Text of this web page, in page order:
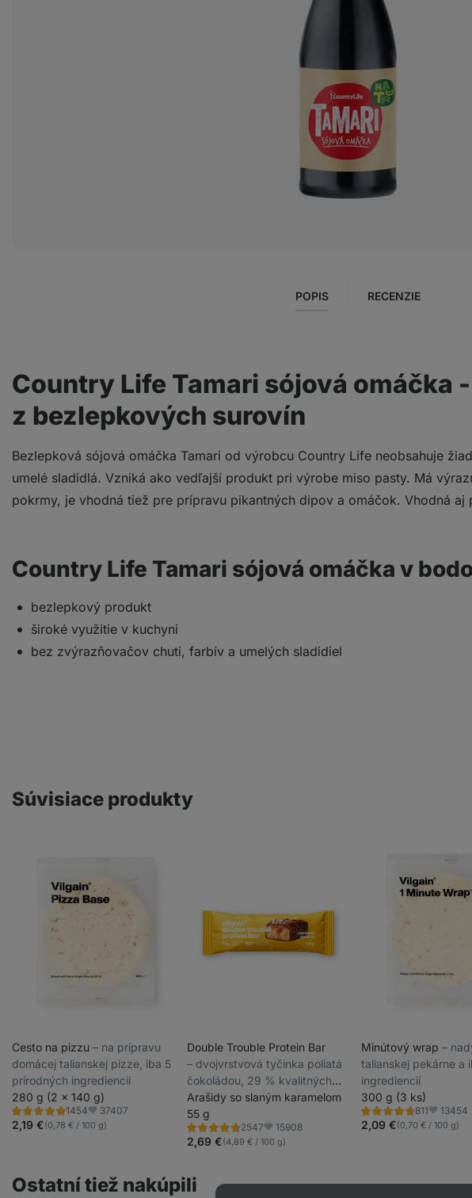
POPIS RECENZIE
Country Life Tamari sójová omáčka
z bezlepkových surovín
Bezlepková sójová omáčka Tamari od výrobcu Country Life neobsahuje
umelé sladidlá. Vzniká ako vedľajší produkt pri výrobe miso pasty. Má
pokrmy, je vhodná tiež pre prípravu pikantných dipov a omáčok. Vhodná aj
Country Life Tamari sójová omáčka v
bezlepkový produkt
široké využitie v kuchyni
bez zvýrazňovačov chuti, farbív a umelých sladidiel
Súvisiace produkty
Cesto na pizzu ⁠–⁠ na prípravu
domácej talianskej pizze, iba 5
prírodných ingrediencií
280 g (2 x 140 g)
1454
Hodnotenie
4.8/5,
1454
Obľúbené
37407
2,19 €(0,78 € / 100 g)
Double Trouble Protein Bar
⁠–⁠ dvojvrstvová tyčinka poliatá
čokoládou, 29 % kvalitných
bielkovín, bez konzervantov a
farbív
Arašidy so slaným karamelom
55 g
2547
Hodnotenie
4.7/5,
2547
Obľúbené
15908
2,69 €(4,89 € / 100 g)
Minútový wrap⁠–⁠
talianskej pekárne a
ingrediencií
300 g (3 ks)
811
Hodnotenie
4.7/5,
811
Obľúbené
13454
2,09 €(0,70 € / 100 g)
Ostatní tiež nakúpili